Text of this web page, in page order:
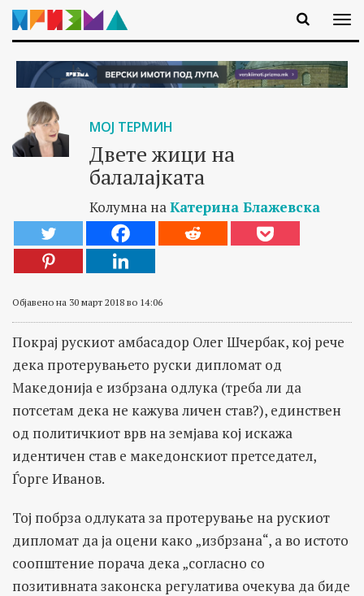
МОЈ ТЕРМИН
Двете жици на
балалајката
Колумна наКатерина Блажевска
Објавено на 30 март 2018 во 14:06
Покрај рускиот амбасадор Олег Шчербак, кој рече
дека протерувањето руски дипломат од
Македонија е избрзана одлука (треба ли да
потсетам дека не кажува личен став?), единствен
од политичкиот врв на земјава кој искажа
идентичен став е македонскиот претседател,
Ѓорге Иванов.
Тој побрза одлуката за протерување на рускиот
дипломат да ја оцени како „избрзана“, а во истото
соопштение порача дека „согласно со
позитивната законска регулатива очекува да биде